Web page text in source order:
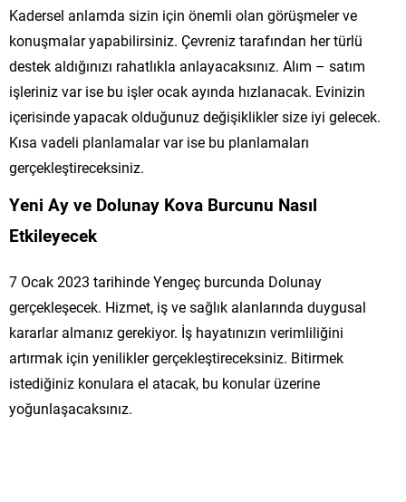
Kadersel anlamda sizin için önemli olan görüşmeler ve
konuşmalar yapabilirsiniz. Çevreniz tarafından her türlü
destek aldığınızı rahatlıkla anlayacaksınız. Alım – satım
işleriniz var ise bu işler ocak ayında hızlanacak. Evinizin
içerisinde yapacak olduğunuz değişiklikler size iyi gelecek.
Kısa vadeli planlamalar var ise bu planlamaları
gerçekleştireceksiniz.
Yeni Ay ve Dolunay Kova Burcunu Nasıl
Etkileyecek
7 Ocak 2023 tarihinde Yengeç burcunda Dolunay
gerçekleşecek. Hizmet, iş ve sağlık alanlarında duygusal
kararlar almanız gerekiyor. İş hayatınızın verimliliğini
artırmak için yenilikler gerçekleştireceksiniz. Bitirmek
istediğiniz konulara el atacak, bu konular üzerine
yoğunlaşacaksınız.